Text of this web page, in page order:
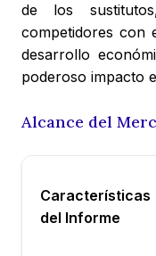
de los
competidores con
desarrollo
poderoso impacto
Alcance del
Características
del Informe